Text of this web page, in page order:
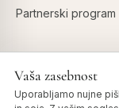
Partnerski program
Vaša zasebnost
Uporabljamo nujne